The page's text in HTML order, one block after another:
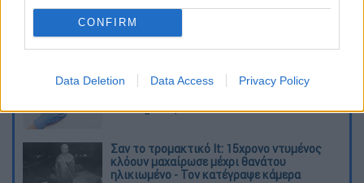
CONFIRM
Data Deletion Data Access Privacy Policy
Διαβάστε ακόμη
Δημιούργησαν με AI νέους ιούς μέσα σε
επιστήμονες
Σαν το τρομακτικό It: 15χρονο ντυμένος
κλόουν μαχαίρωσε μέχρι θανάτου
ηλικιωμένο - Τον κατέγραψε κάμερα